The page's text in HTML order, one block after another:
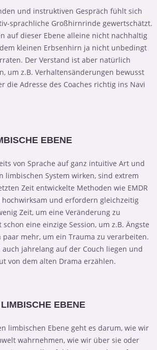
und instruktiven Gespräch fühlt sich
sprachliche Großhirnrinde gewertschätzt.
auf dieser Ebene alleine nicht nachhaltig
kleinen Erbsenhirn ja nicht unbedingt
Der Verstand ist aber natürlich
um z.B. Verhaltensänderungen bewusst
die Adresse des Coaches richtig ins Navi
EBENE
von Sprache auf ganz intuitive Art und
limbischen System wirken, sind extrem
Zeit entwickelte Methoden wie EMDR
und erfordern gleichzeitig
Zeit, um eine Veränderung zu
eine einzige Session, um z.B. Ängste
mehr, um ein Trauma zu verarbeiten.
jahrelang auf der Couch liegen und
von dem alten Drama erzählen.
EBENE
limbischen Ebene geht es darum, wie wir
wahrnehmen, wie wir über sie oder